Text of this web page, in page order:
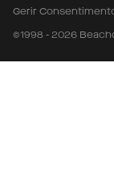
Gerir
©1998 - 2026